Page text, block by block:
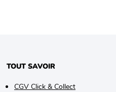
TOUT SAVOIR
CGV Click & Collect